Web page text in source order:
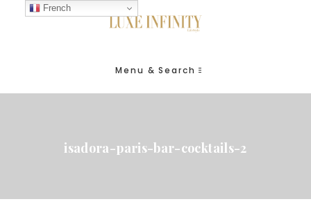
Menu & Search
isadora-paris-bar-cocktails-2
French